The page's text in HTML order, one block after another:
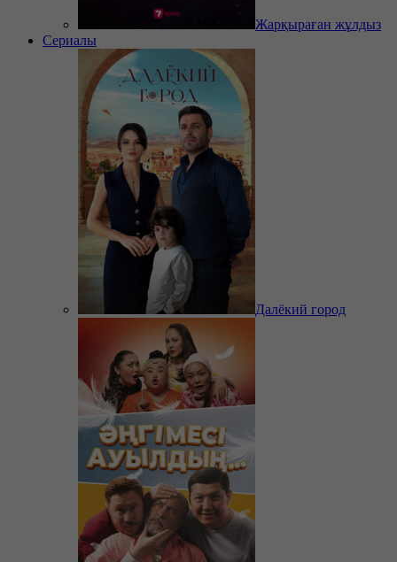
Жарқыраған жұлдыз
Сериалы
Далёкий город